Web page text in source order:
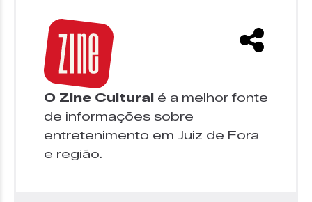
O Zine Cultural é a melhor fonte
de informações sobre
entretenimento em Juiz de Fora
e região.